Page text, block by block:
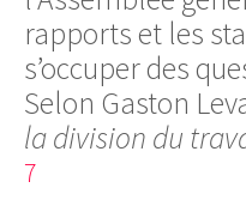
rapports et les
s’occuper des
Selon Gaston
la division du
7